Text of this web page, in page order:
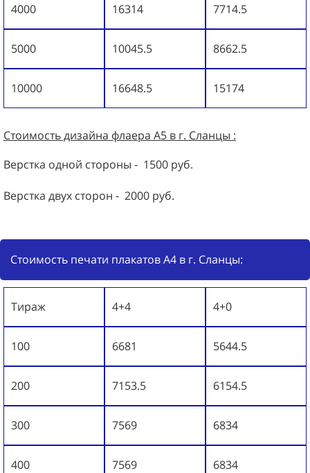
4000 16314 7714.5
5000 10045.5 8662.5
10000 16648.5 15174
Стоимость дизайна флаера А5 в г. Сланцы :
Верстка одной стороны - 1500 руб.
Верстка двух сторон - 2000 руб.
Стоимость печати плакатов А4 в г. Сланцы:
Тираж 4+4 4+0
100 6681 5644.5
200 7153.5 6154.5
300 7569 6834
400 7569 6834